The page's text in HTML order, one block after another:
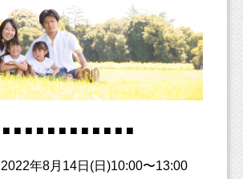
■ ■ ■ ■ ■ ■ ■ ■ ■ ■ ■
2022年8月14日(日)10:00〜13:00